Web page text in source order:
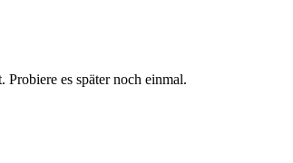
es später noch einmal.